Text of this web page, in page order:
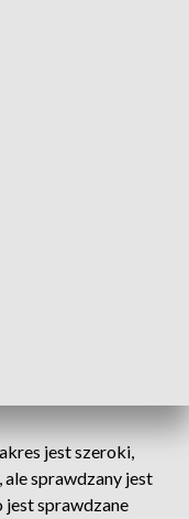
jest szeroki,
sprawdzany jest
jest sprawdzane